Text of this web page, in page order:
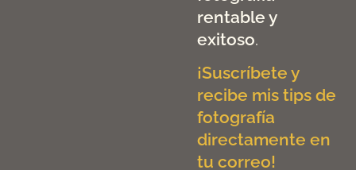
rentable y
exitoso.
¡Suscríbete y
recibe mis tips de
fotografía
directamente en
tu correo!